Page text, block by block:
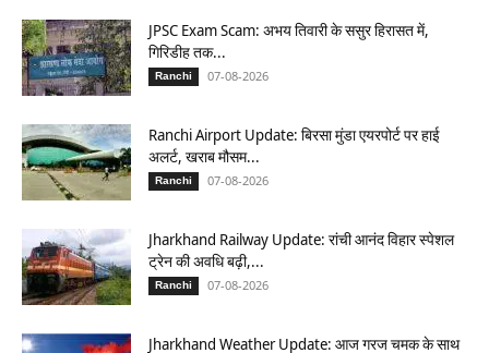
JPSC Exam Scam: अभय तिवारी के ससुर हिरासत में,
गिरिडीह तक...
Ranchi 07-08-2026
Ranchi Airport Update: बिरसा मुंडा एयरपोर्ट पर हाई
अलर्ट, खराब मौसम...
Ranchi 07-08-2026
Jharkhand Railway Update: रांची आनंद विहार स्पेशल
ट्रेन की अवधि बढ़ी,...
Ranchi 07-08-2026
Jharkhand Weather Update: आज गरज चमक के साथ